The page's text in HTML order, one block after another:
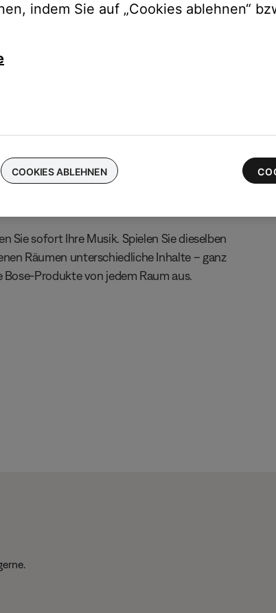
Ihre kabellosen Bose-Ohrhörer ein und erhalten Sie bis
QuietComfort Ultra-Ohrhörer
Sie sofort Ihre Musik. Spielen Sie dieselben
Räumen unterschiedliche Inhalte – ganz
Produkte von jedem Raum aus.
indem Sie auf „Cookies ablehnen“
COOKIES ABLEHNEN